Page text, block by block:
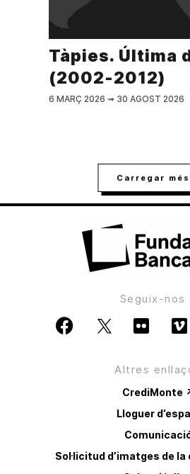
Tàpies. Última
(2002-2012)
6 MARÇ 2026 ➟ 30 AGOST 2026
Carregar més
Seguix-nos
Altres
CrediMonte
Lloguer
Sol·licitud d’imatges de la